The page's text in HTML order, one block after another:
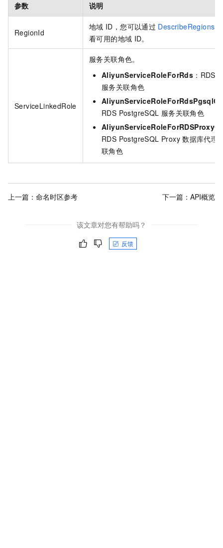
参数 说明
RegionId
地域 ID，您可以通过 DescribeRegions
看可用的地域 ID。
ServiceLinkedRole
服务关联角色。
AliyunServiceRoleForRds ：RDS
服务关联角色
RDS PostgreSQL 服务关联角色
RDS PostgreSQL Proxy 数据库代理
联角色
上一篇： 命名时区参考 下一篇： API概览
该文章对您有帮助吗？
反馈